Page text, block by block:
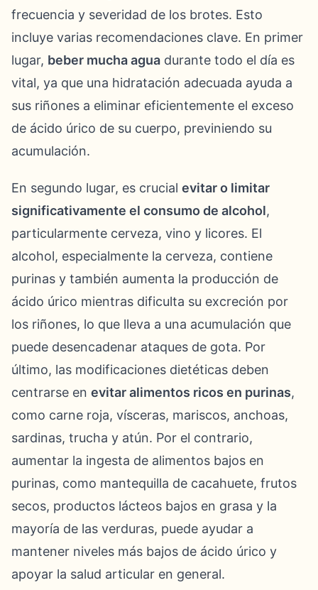
frecuencia y severidad de los brotes. Esto
incluye varias recomendaciones clave. En primer
lugar, beber mucha agua durante todo el día es
vital, ya que una hidratación adecuada ayuda a
sus riñones a eliminar eficientemente el exceso
de ácido úrico de su cuerpo, previniendo su
acumulación.
En segundo lugar, es crucial evitar o limitar
significativamente el consumo de alcohol,
particularmente cerveza, vino y licores. El
alcohol, especialmente la cerveza, contiene
purinas y también aumenta la producción de
ácido úrico mientras dificulta su excreción por
los riñones, lo que lleva a una acumulación que
puede desencadenar ataques de gota. Por
último, las modificaciones dietéticas deben
centrarse en evitar alimentos ricos en purinas,
como carne roja, vísceras, mariscos, anchoas,
sardinas, trucha y atún. Por el contrario,
aumentar la ingesta de alimentos bajos en
purinas, como mantequilla de cacahuete, frutos
secos, productos lácteos bajos en grasa y la
mayoría de las verduras, puede ayudar a
mantener niveles más bajos de ácido úrico y
apoyar la salud articular en general.